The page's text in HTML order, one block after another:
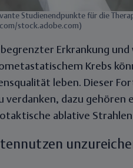
Studienendpunkte für die
stock.adobe.com)
Erkrankung und
Krebs
leben. Dieser
verdanken, dazu gehören
ablative